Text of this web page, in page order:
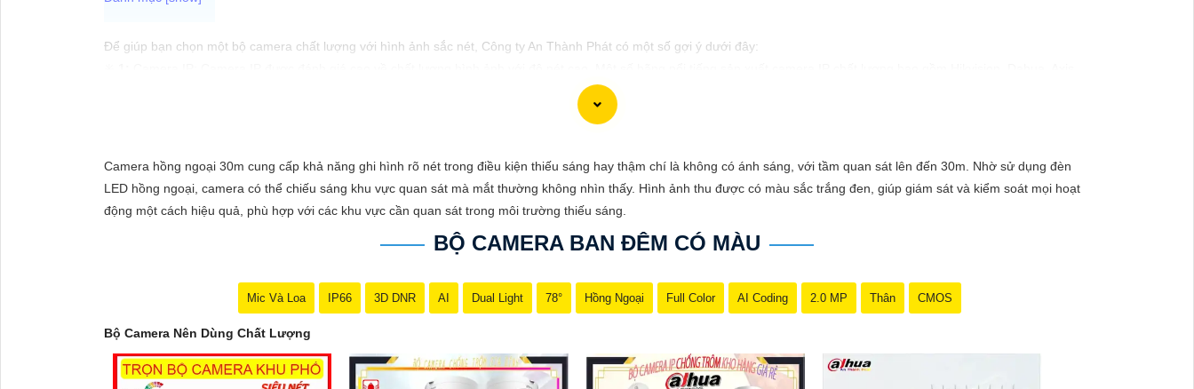
Để giúp bạn chọn một bộ camera chất lượng với hình ảnh sắc nét, Công ty An Thành Phát có một số gợi ý dưới đây:
Camera Analog HD (AHD): Camera AHD cung cấp hình ảnh sắc nét ở độ phân giải cao, đồng thời đơn giản trong việc lắp đặt và sử dụng. Các thương hiệu camera AHD
Hãy xem xét nhu cầu và ngân sách của bạn để chọn bộ camera phù hợp nhất với bạn. Đừng quên cân nhắc các yếu tố như độ phân giải, góc quay, tính năng và thương hiệu
Camera hồng ngoại 30m cung cấp khả năng ghi hình rõ nét trong điều kiện thiếu sáng hay thậm chí là không có ánh sáng, với tầm quan sát lên đến 30m. Nhờ sử dụng đèn
LED hồng ngoại, camera có thể chiếu sáng khu vực quan sát mà mắt thường không nhìn thấy. Hình ảnh thu được có màu sắc trắng đen, giúp giám sát và kiểm soát mọi hoạt
động một cách hiệu quả, phù hợp với các khu vực cần quan sát trong môi trường thiếu sáng.
BỘ CAMERA BAN ĐÊM CÓ MÀU
Mic Và Loa IP66 3D DNR AI Dual Light 78° Hồng Ngoại Full Color AI Coding 2.0 MP Thân CMOS
Bộ Camera Nên Dùng Chất Lượng